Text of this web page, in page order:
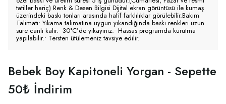
tatiller hariç) Renk & Desen Bilgisi Dijital ekran görüntüsü ile kumaş
üzerindeki baskı tonları arasında hafif farklılıklar görülebilir.Bakım
Talimatı• Yıkama talimatına uygun yıkandığında baskı renkleri uzun
süre canlı kalır.• 30°C’de yıkayınız.• Hassas programda kurutma
yapılabilir.• Tersten ütülemeniz tavsiye edilir.
Bebek Boy Kapitoneli Yorgan - Sepette
50₺ İndirim